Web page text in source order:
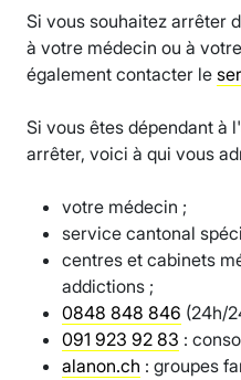
Si vous souhaitez arrêter
à votre médecin ou à
également contacter le
Si vous êtes dépendant à
arrêter, voici à qui vous
votre médecin ;
service cantonal
centres et cabinets
addictions ;
0848 848 846 (24h/
091 923 92 83 :
alanon.ch : groupes